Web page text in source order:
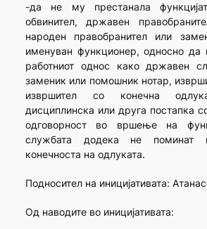
-да не му престанала
обвинител, државен
народен правобранител или
именуван функционер, односно да
работниот однос како државен
заменик или помошник нотар,
извршител со конечна
дисциплинска или друга постапка
одговорност во вршење на
службата додека не поминат
конечноста на одлуката.
Подносител на иницијативата:
Од наводите во иницијативата: